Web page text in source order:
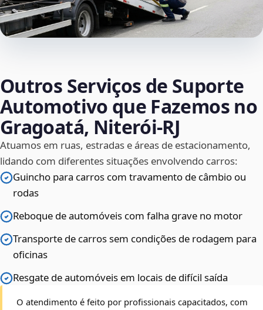
Outros Serviços de Suporte
Automotivo que Fazemos no
Gragoatá, Niterói‑RJ
Atuamos em ruas, estradas e áreas de estacionamento,
lidando com diferentes situações envolvendo carros:
Guincho para carros com travamento de câmbio ou
rodas
Reboque de automóveis com falha grave no motor
Transporte de carros sem condições de rodagem para
oficinas
Resgate de automóveis em locais de difícil saída
O atendimento é feito por profissionais capacitados, com